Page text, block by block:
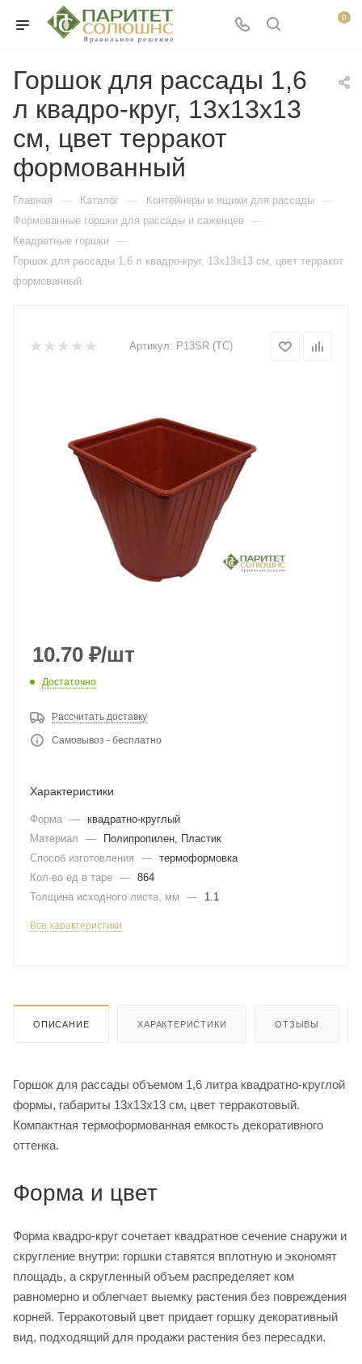
0
Горшок для рассады 1,6
л квадро-круг, 13х13х13
см, цвет терракот
формованный
Главная — Каталог — Контейнеры и ящики для рассады —
Формованные горшки для рассады и саженцев —
Квадратные горшки —
Горшок для рассады 1,6 л квадро-круг, 13х13х13 см, цвет терракот
формованный
Артикул: P13SR (TC)
10.70 ₽/шт
Достаточно
Рассчитать доставку
Самовывоз - бесплатно
Характеристики
Форма — квадратно-круглый
Материал
—
Полипропилен, Пластик
Способ изготовления
— термоформовка
Кол-во ед в таре — 864
Толщина исходного листа, мм
— 1.1
Все характеристики
ОПИСАНИЕ ХАРАКТЕРИСТИКИ ОТЗЫВЫ
Горшок для рассады объемом 1,6 литра квадратно-круглой
формы, габариты 13х13х13 см, цвет терракотовый.
Компактная термоформованная емкость декоративного
оттенка.
Форма и цвет
Форма квадро-круг сочетает квадратное сечение снаружи и
скругление внутри: горшки ставятся вплотную и экономят
площадь, а скругленный объем распределяет ком
равномерно и облегчает выемку растения без повреждения
корней. Терракотовый цвет придает горшку декоративный
вид, подходящий для продажи растения без пересадки.